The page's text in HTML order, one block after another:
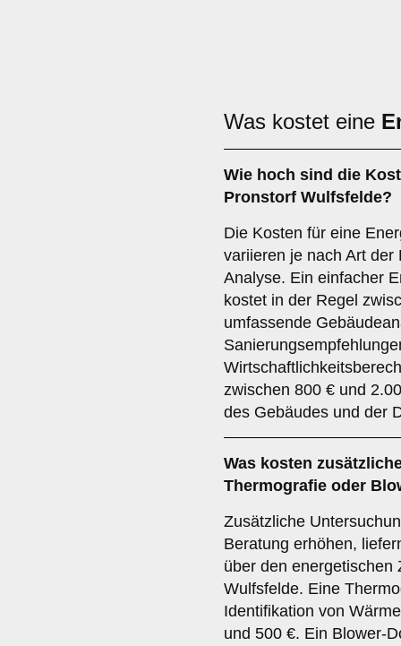
Was kostet eine
Wie hoch sind die
Pronstorf Wulfsfelde?
Die Kosten für eine
variieren je nach Art
Analyse. Ein einfacher
kostet in der Regel
umfassende
zwischen 800 € und
des Gebäudes und der
Was kosten
Thermografie oder
Zusätzliche
Beratung erhöhen,
über den energetischen
Wulfsfelde. Eine
Identifikation von
und 500 €. Ein Blower-